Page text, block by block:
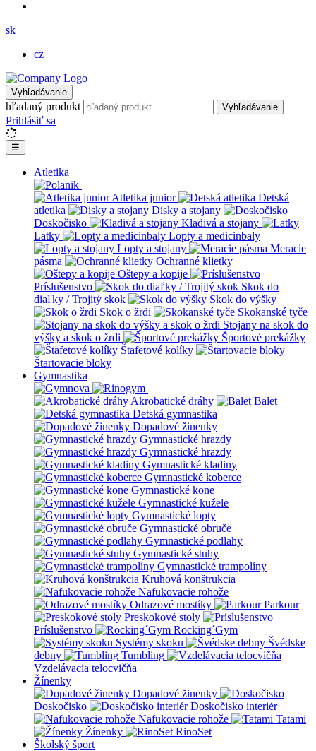
sk
cz
Vyhľadávanie
hľadaný produkt Vyhľadávanie
Prihlásiť sa
☰
Atletika
Atletika junior
Detská
atletika
Disky a stojany
Doskočisko
Kladivá a stojany
Latky
Lopty a medicinbaly
Lopty a stojany
Meracie
pásma
Ochranné klietky
Oštepy a kopije
Príslušenstvo
Skok do
diaľky / Trojitý skok
Skok do výšky
Skok o žrdi
Skokanské tyče
Stojany na skok do
výšky a skok o žrdi
Športové prekážky
Štafetové kolíky
Štartovacie bloky
Gymnastika
Akrobatické dráhy
Balet
Detská gymnastika
Dopadové žinenky
Gymnastické hrazdy
Gymnastické hrazdy
Gymnastické kladiny
Gymnastické koberce
Gymnastické kone
Gymnastické kužele
Gymnastické lopty
Gymnastické obruče
Gymnastické podlahy
Gymnastické stuhy
Gymnastické trampolíny
Kruhová konštrukcia
Nafukovacie rohože
Odrazové mostíky
Parkour
Preskokové stoly
Príslušenstvo
Rocking´Gym
Systémy skoku
Švédske
debny
Tumbling
Vzdelávacia telocvičňa
Žínenky
Dopadové žinenky
Doskočisko
Doskočisko interiér
Nafukovacie rohože
Tatami
Žínenky
RinoSet
Školský šport